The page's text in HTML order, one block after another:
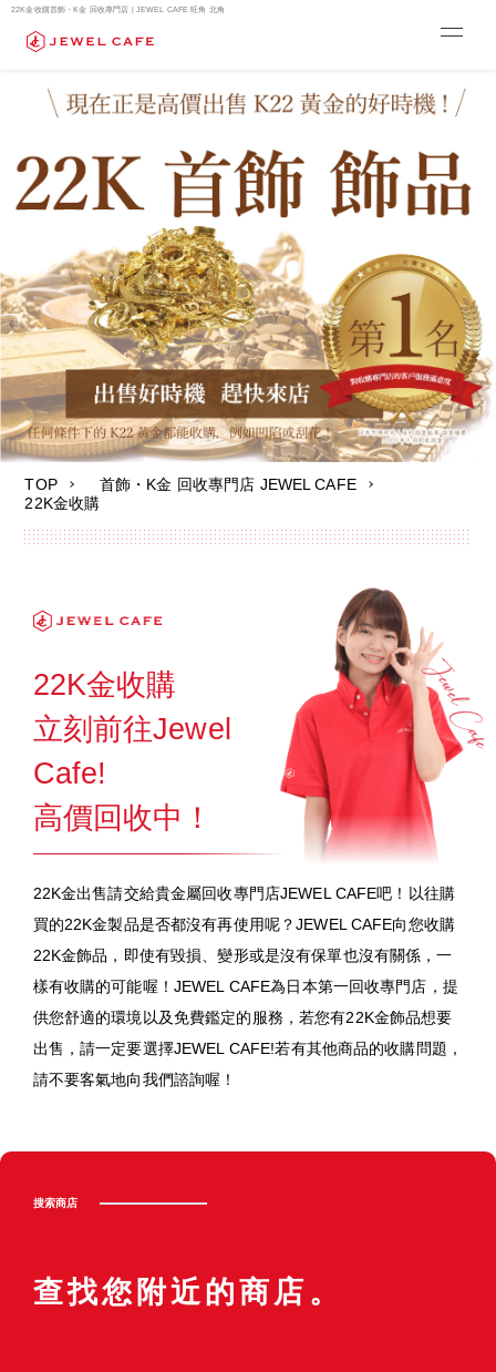
22K金收購首飾・K金 回收專門店 | JEWEL CAFE 旺角 北角
TOP
首飾・K金 回收專門店 JEWEL CAFE
22K金收購
22K金收購
立刻前往Jewel
Cafe!
高價回收中！
22K金出售請交給貴金屬回收專門店JEWEL CAFE吧！以往購
買的22K金製品是否都沒有再使用呢？JEWEL CAFE向您收購
22K金飾品，即使有毀損、變形或是沒有保單也沒有關係，一
樣有收購的可能喔！JEWEL CAFE為日本第一回收專門店，提
供您舒適的環境以及免費鑑定的服務，若您有22K金飾品想要
出售，請一定要選擇JEWEL CAFE!若有其他商品的收購問題，
請不要客氣地向我們諮詢喔！
搜索商店
查找您附近的商店。